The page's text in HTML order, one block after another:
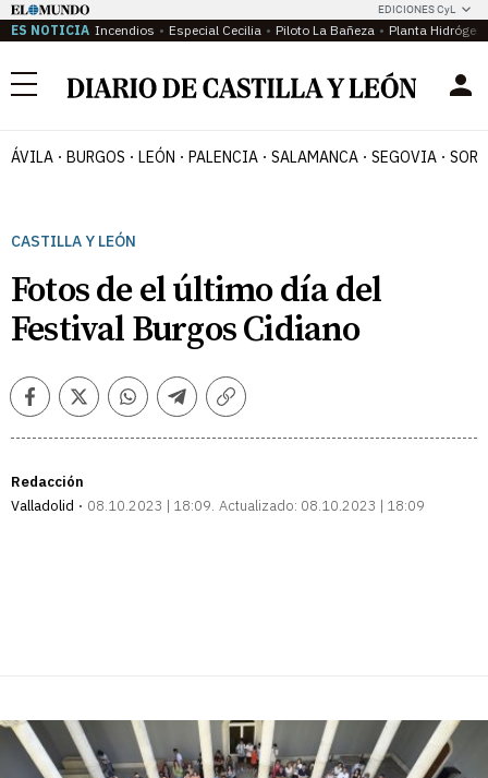
EDICIONES CyL
ES NOTICIA Incendios Especial Cecilia Piloto La Bañeza Planta
Menú
ÁVILA BURGOS LEÓN PALENCIA SALAMANCA SEGOVIA
CASTILLA Y LEÓN
Fotos de el último día del
Festival Burgos Cidiano
FacebookTwitterWhatsappTelegramCopiar
Redacción
Valladolid
08.10.2023 | 18:09 Actualizado: 08.10.2023 | 18:09